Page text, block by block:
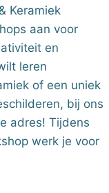
Keramiek
aan voor
en
leren
of een uniek
bij ons
adres! Tijdens
werk je voor